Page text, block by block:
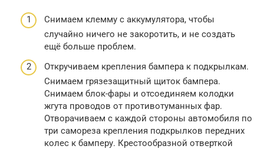
Снимаем клемму с аккумулятора, чтобы
случайно ничего не закоротить, и не создать
ещё больше проблем.
Откручиваем крепления бампера к подкрылкам.
Снимаем грязезащитный щиток бампера.
Снимаем блок-фары и отсоединяем колодки
жгута проводов от противотуманных фар.
Отворачиваем с каждой стороны автомобиля по
три самореза крепления подкрылков передних
колес к бамперу. Крестообразной отверткой